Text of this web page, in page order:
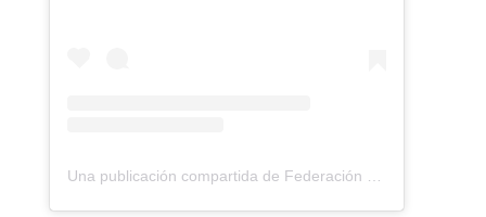
Una publicación compartida de Federación Montañismo Tenerife (@federacion_montanismo_tenerife)